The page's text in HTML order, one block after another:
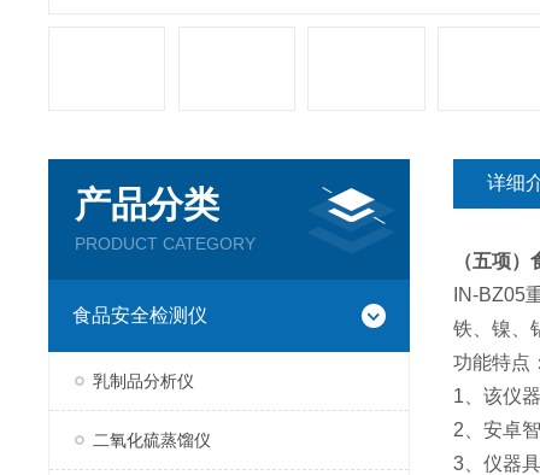
产品分类
PRODUCT CATEGORY
食品安全检测仪
乳制品分析仪
二氧化硫蒸馏仪
详细
（五项
IN-BZ05
铁、镍、
功能特
1、该仪
2、安卓
3、仪器